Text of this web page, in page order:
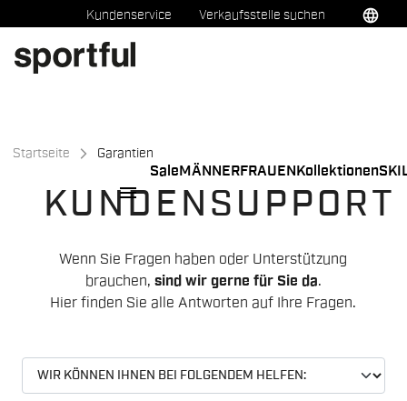
Inhalt
springen
Navigation
springen
Kundenservice Verkaufsstelle suchen language
Sale MÄNNERFRAUEN Kollektionen
menu
Startseite Garantien
KUNDENSUPPORT
Wenn Sie Fragen haben oder Unterstützung
brauchen, sind wir gerne für Sie da.
Hier finden Sie alle Antworten auf Ihre Fragen.